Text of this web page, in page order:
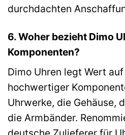
durchdachten
6. Woher bezieht Dimo
Komponenten?
Dimo Uhren legt Wert
hochwertiger
Uhrwerke, die Gehäuse,
die Armbänder.